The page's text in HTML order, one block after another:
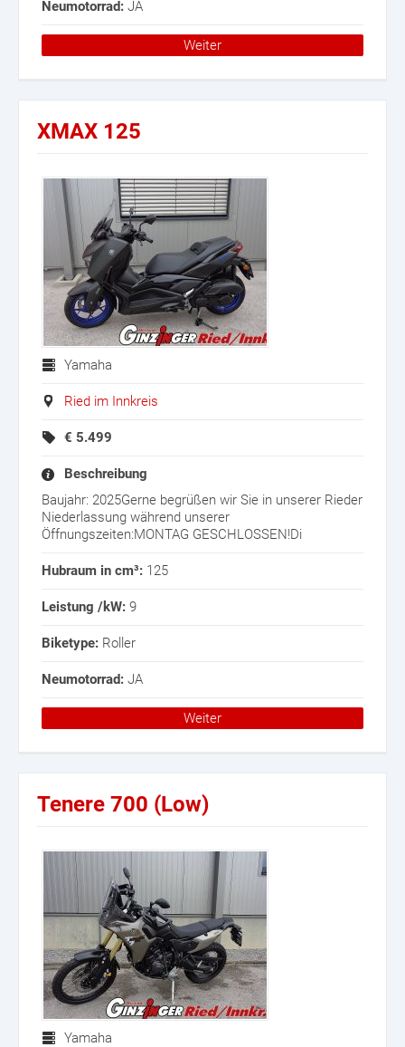
Neumotorrad: JA
Weiter
XMAX 125
Yamaha
Ried im Innkreis
€ 5.499
Beschreibung
Baujahr: 2025Gerne begrüßen wir Sie in unserer Rieder
Niederlassung während unserer
Öffnungszeiten:MONTAG GESCHLOSSEN!Di
Hubraum in cm³: 125
Leistung /kW: 9
Biketype: Roller
Neumotorrad: JA
Weiter
Tenere 700 (Low)
Yamaha